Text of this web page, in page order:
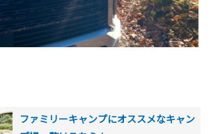
ファミリーキャンプにオススメなキャン